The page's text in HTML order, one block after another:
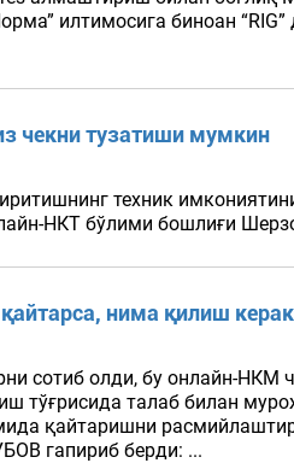
илтимосига биноан
чекни тузатиши мумкин
техник
НКТ бўлими бошлиғи
нима қилиш керак
сотиб олди, бу онлайн-
тўғрисида талаб билан
қайтаришни
гапириб берди: ...